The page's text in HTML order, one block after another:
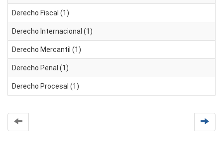
Derecho Fiscal (1)
Derecho Internacional (1)
Derecho Mercantil (1)
Derecho Penal (1)
Derecho Procesal (1)